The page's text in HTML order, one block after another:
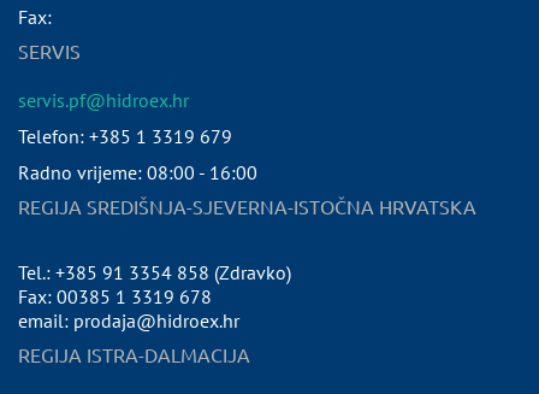
Fax:
SERVIS
servis.pf@hidroex.hr
Telefon: +385 1 3319 679
Radno vrijeme: 08:00 - 16:00
REGIJA SREDIŠNJA-SJEVERNA-ISTOČNA HRVATSKA
Tel.: +385 91 3354 858 (Zdravko)
Fax: 00385 1 3319 678
email: prodaja@hidroex.hr
REGIJA ISTRA-DALMACIJA